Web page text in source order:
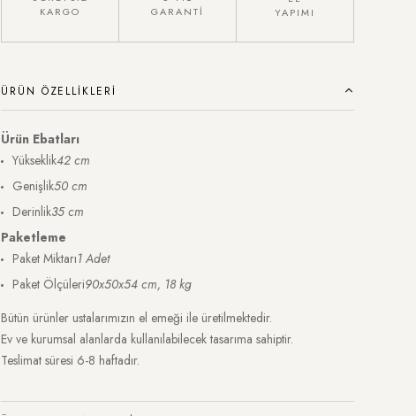
KARGO
GARANTİ
YAPIMI
ÜRÜN ÖZELLIKLERI
Ürün Ebatları
Yükseklik42 cm
Genişlik50 cm
Derinlik35 cm
Paketleme
Paket Miktarı1 Adet
Paket Ölçüleri90x50x54 cm, 18 kg
Bütün ürünler ustalarımızın el emeği ile üretilmektedir.
Ev ve kurumsal alanlarda kullanılabilecek tasarıma sahiptir.
Teslimat süresi 6-8 haftadır.